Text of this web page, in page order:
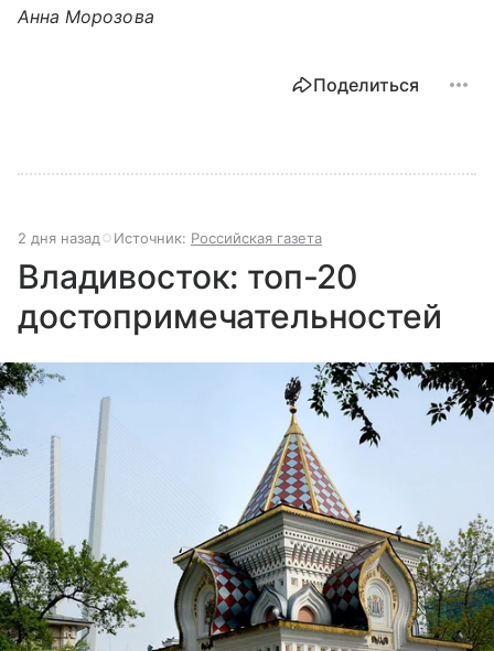
Анна Морозова
Поделиться
2 дня назад Источник: Российская газета
Владивосток: топ-20
достопримечательностей